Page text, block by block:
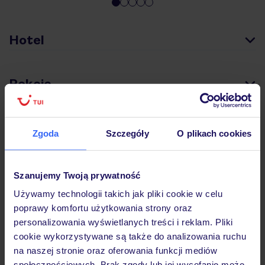
Zgoda Szczegóły O plikach cookies
Szanujemy Twoją prywatność
Używamy technologii takich jak pliki cookie w celu
poprawy komfortu użytkowania strony oraz
personalizowania wyświetlanych treści i reklam. Pliki
cookie wykorzystywane są także do analizowania ruchu
na naszej stronie oraz oferowania funkcji mediów
Hotel
Pokoje
Wyżywienie
Atrakcje
Ważne informacje